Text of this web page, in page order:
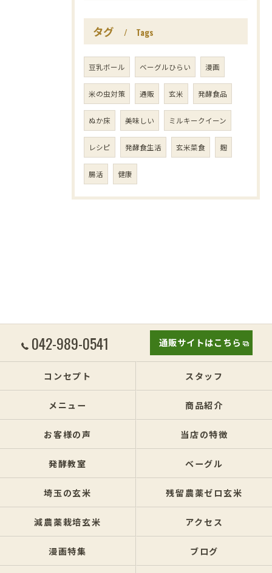
タグ Tags
豆乳ボール ベーグルひらい 漫画
米の虫対策 通販 玄米 発酵食品
ぬか床 美味しい ミルキークイーン
レシピ 発酵食生活 玄米菜食 麹
腸活 健康
042-989-0541 通販サイトはこちら
コンセプト スタッフ
メニュー 商品紹介
お客様の声 当店の特徴
発酵教室 ベーグル
埼玉の玄米 残留農薬ゼロ玄米
減農薬栽培玄米 アクセス
漫画特集 ブログ